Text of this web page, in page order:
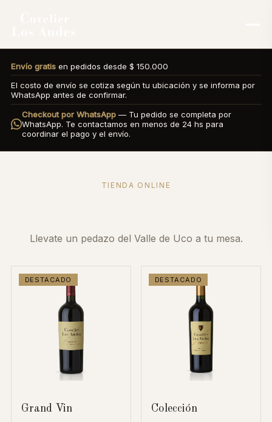
Envío gratisen pedidos desde $ 150.000
El costo de envío se cotiza según tu ubicación y se informa por
WhatsApp antes de confirmar.
Checkout por WhatsApp— Tu pedido se completa por
WhatsApp. Te contactamos en menos de 24 hs para
coordinar el pago y el envío.
TIENDA ONLINE
Llevate un pedazo del Valle de Uco a tu mesa.
DESTACADO
Grand Vin
DESTACADO
Colección